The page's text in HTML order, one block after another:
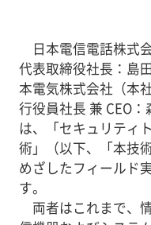
日本電信電話株式
代表取締役社長：島
本電気株式会社（本
行役員社長 兼 CEO：
は、「セキュリティ
術」（以下、「本技
めざしたフィールド
す。
両者はこれまで、